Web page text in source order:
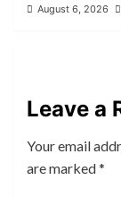
August 6, 2026
Leave a
Your email
are marked*